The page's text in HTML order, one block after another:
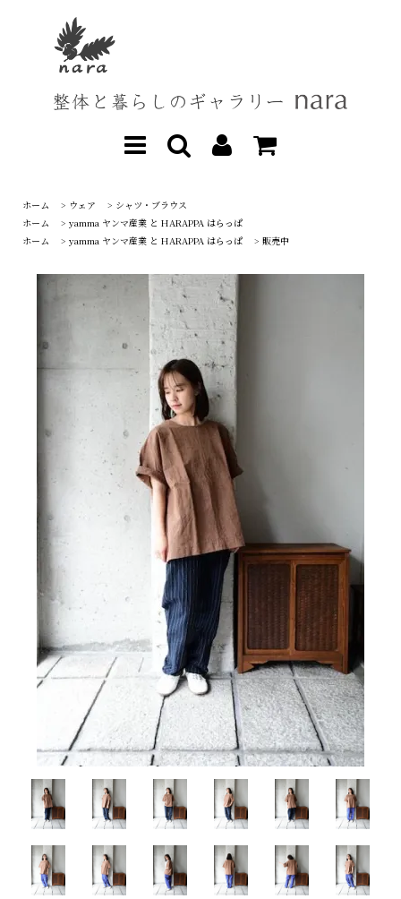
ホーム > ウェア > シャツ・ブラウス
ホーム
> yamma ヤンマ産業 と HARAPPA はらっぱ
ホーム
> yamma ヤンマ産業 と HARAPPA はらっぱ > 販売中